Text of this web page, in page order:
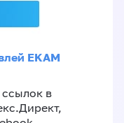
EKAM
ссылок в